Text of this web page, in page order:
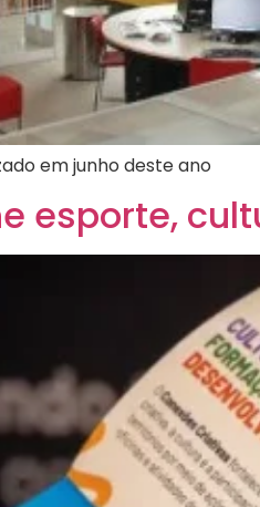
em junho deste ano
esporte,